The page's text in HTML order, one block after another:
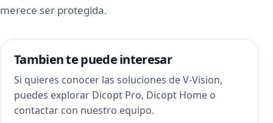
merece ser protegida.
Tambien te puede interesar
Si quieres conocer las soluciones de V-Vision,
puedes explorar Dicopt Pro, Dicopt Home o
contactar con nuestro equipo.